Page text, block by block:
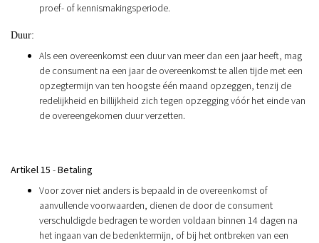
proef- of kennismakingsperiode.
Duur:
Als een overeenkomst een duur van meer dan een jaar heeft, mag
de consument na een jaar de overeenkomst te allen tijde met een
opzegtermijn van ten hoogste één maand opzeggen, tenzij de
redelijkheid en billijkheid zich tegen opzegging vóór het einde van
de overeengekomen duur verzetten.
Artikel 15 -Betaling
Voor zover niet anders is bepaald in de overeenkomst of
aanvullende voorwaarden, dienen de door de consument
verschuldigde bedragen te worden voldaan binnen 14 dagen na
het ingaan van de bedenktermijn, of bij het ontbreken van een